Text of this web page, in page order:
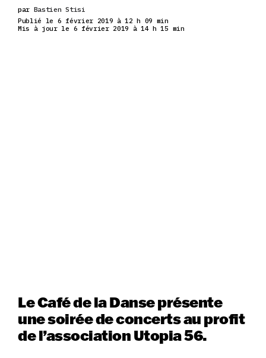
par Bastien Stisi
Publié le 6 février 2019 à 12 h 09 min
Mis à jour le 6 février 2019 à 14 h 15 min
Le Café de la Danse présente
une soirée de concerts au profit
de l’association Utopia 56.